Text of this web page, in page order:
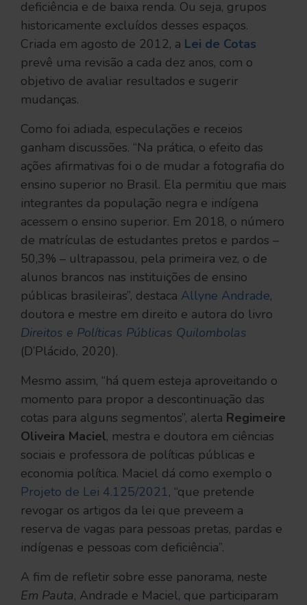
deficiência e de baixa renda. Ou seja, grupos
historicamente excluídos desses espaços.
Criada em agosto de 2012, a Lei de Cotas
prevê uma revisão a cada dez anos, com o
objetivo de avaliar resultados e sugerir
mudanças.
Como foi adiada, especulações e receios
ganham discussões. “Na prática, o efeito das
ações afirmativas foi o de mudar a fotografia do
ensino superior no Brasil. Ela permitiu que mais
integrantes da população negra e indígena
acessem o ensino superior. Em 2018, o número
de matrículas de estudantes pretos e pardos –
50,3% – ultrapassou, pela primeira vez, o de
alunos brancos nas instituições de ensino
públicas brasileiras”, destaca Allyne Andrade,
doutora e mestre em direito e autora do livro
Direitos e Políticas Públicas Quilombolas
(D’Plácido, 2020).
Mesmo assim, “há quem esteja aproveitando o
momento para propor a descontinuação das
cotas para alguns segmentos”, alerta Regimeire
Oliveira Maciel, mestra e doutora em ciências
sociais e professora de políticas públicas e
economia política. Maciel dá como exemplo o
Projeto de Lei 4.125/2021, “que pretende
revogar os artigos da lei que preveem a
reserva de vagas para pessoas pretas, pardas e
indígenas e pessoas com deficiência”.
A fim de refletir sobre esse panorama, neste
Em Pauta, Andrade e Maciel, que participaram